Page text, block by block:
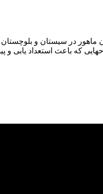
ماهور در سیستان و
که باعث استعداد یابی و